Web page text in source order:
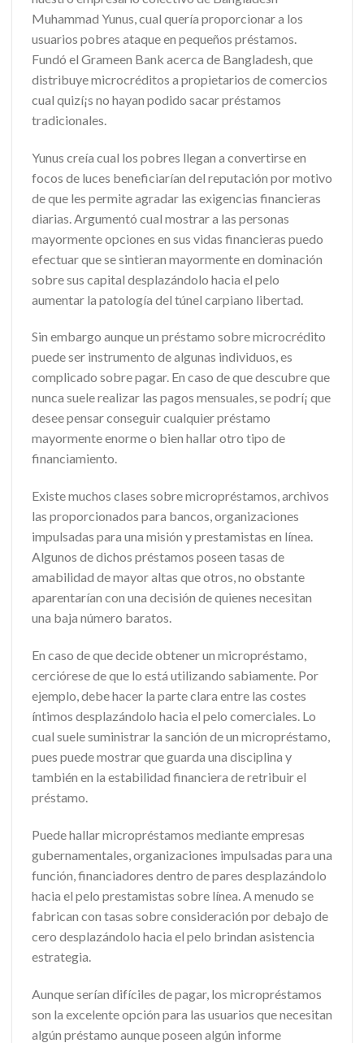
Muhammad Yunus, cual quería proporcionar a los
usuarios pobres ataque en pequeños préstamos.
Fundó el Grameen Bank acerca de Bangladesh, que
distribuye microcréditos a propietarios de comercios
cual quizí¡s no hayan podido sacar préstamos
tradicionales.
Yunus creía cual los pobres llegan a convertirse en
focos de luces beneficiarían del reputación por motivo
de que les permite agradar las exigencias financieras
diarias. Argumentó cual mostrar a las personas
mayormente opciones en sus vidas financieras puedo
efectuar que se sintieran mayormente en dominación
sobre sus capital desplazándolo hacia el pelo
aumentar la patologí­a del túnel carpiano libertad.
Sin embargo aunque un préstamo sobre microcrédito
puede ser instrumento de algunas individuos, es
complicado sobre pagar. En caso de que descubre que
nunca suele realizar las pagos mensuales, se podrí¡ que
desee pensar conseguir cualquier préstamo
mayormente enorme o bien hallar otro tipo de
financiamiento.
Existe muchos clases sobre micropréstamos, archivos
las proporcionados para bancos, organizaciones
impulsadas para una misión y prestamistas en línea.
Algunos de dichos préstamos poseen tasas de
amabilidad de mayor altas que otros, no obstante
aparentarían con una decisión de quienes necesitan
una baja número baratos.
En caso de que decide obtener un micropréstamo,
cerciórese de que lo está utilizando sabiamente. Por
ejemplo, debe hacer la parte clara entre las costes
íntimos desplazándolo hacia el pelo comerciales. Lo
cual suele suministrar la sanción de un micropréstamo,
pues puede mostrar que guarda una disciplina y
también en la estabilidad financiera de retribuir el
préstamo.
Puede hallar micropréstamos mediante empresas
gubernamentales, organizaciones impulsadas para una
función, financiadores dentro de pares desplazándolo
hacia el pelo prestamistas sobre línea. A menudo se
fabrican con tasas sobre consideración por debajo de
cero desplazándolo hacia el pelo brindan asistencia
estrategia.
Aunque serían difíciles de pagar, los micropréstamos
son la excelente opción para las usuarios que necesitan
algún préstamo aunque poseen algún informe